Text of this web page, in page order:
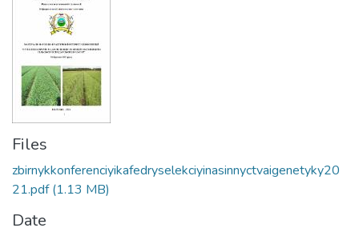
Files
zbirnykkonferenciyikafedryselekciyinasinnyctvaigenetyky20
21.pdf(1.13 MB)
Date